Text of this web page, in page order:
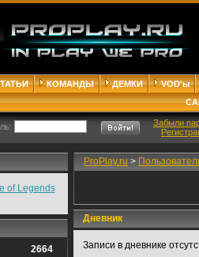
КОМАНДЫ ДЕМКИ
VOD'ы
Забыли
of Legends
2664
ProPlay.ru >
Дневник
Записи в дневнике